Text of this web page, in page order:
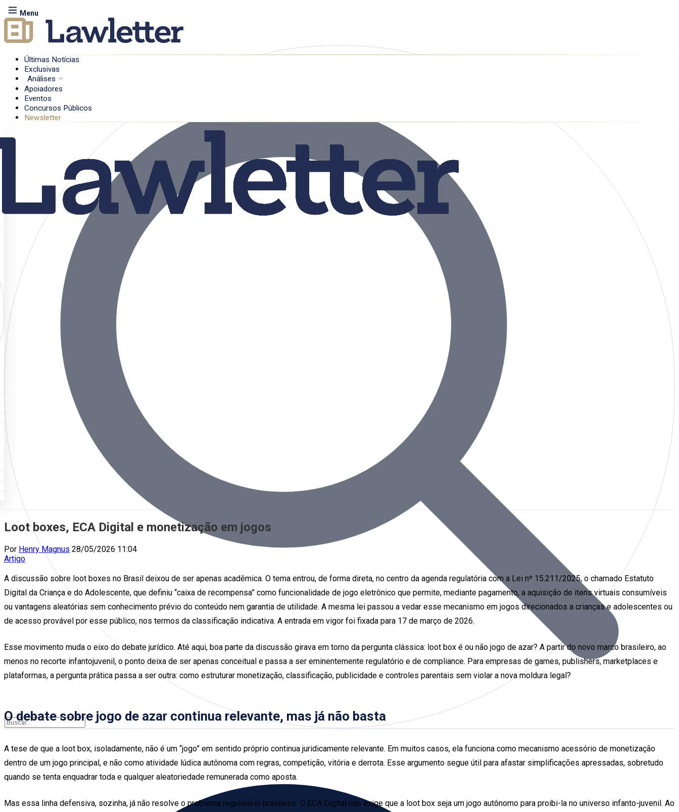
Menu
Últimas Notícias
Exclusivas
Análises
Apoiadores
Eventos
Concursos Públicos
Newsletter
Loot boxes, ECA Digital e monetização em jogos
Por Henry Magnus 28/05/2026 11:04
Artigo
A discussão sobre loot boxes no Brasil deixou de ser apenas acadêmica. O tema entrou, de forma direta, no centro da agenda regulatória com a Lei nº 15.211/2025, o chamado Estatuto
Digital da Criança e do Adolescente, que definiu “caixa de recompensa” como funcionalidade de jogo eletrônico que permite, mediante pagamento, a aquisição de itens virtuais consumíveis
ou vantagens aleatórias sem conhecimento prévio do conteúdo nem garantia de utilidade. A mesma lei passou a vedar esse mecanismo em jogos direcionados a crianças e adolescentes ou
de acesso provável por esse público, nos termos da classificação indicativa. A entrada em vigor foi fixada para 17 de março de 2026.
Esse movimento muda o eixo do debate jurídico. Até aqui, boa parte da discussão girava em torno da pergunta clássica: loot box é ou não jogo de azar? A partir do novo marco brasileiro, ao
menos no recorte infantojuvenil, o ponto deixa de ser apenas conceitual e passa a ser eminentemente regulatório e de compliance. Para empresas de games, publishers, marketplaces e
plataformas, a pergunta prática passa a ser outra: como estruturar monetização, classificação, publicidade e controles parentais sem violar a nova moldura legal?
O debate sobre jogo de azar continua relevante, mas já não basta
A tese de que a loot box, isoladamente, não é um “jogo” em sentido próprio continua juridicamente relevante. Em muitos casos, ela funciona como mecanismo acessório de monetização
dentro de um jogo principal, e não como atividade lúdica autônoma com regras, competição, vitória e derrota. Esse argumento segue útil para afastar simplificações apressadas, sobretudo
quando se tenta enquadrar toda e qualquer aleatoriedade remunerada como aposta.
Mas essa linha defensiva, sozinha, já não resolve o problema regulatório brasileiro. O ECA Digital não exige que a loot box seja um jogo autônomo para proibi-la no universo infanto-juvenil. Ao